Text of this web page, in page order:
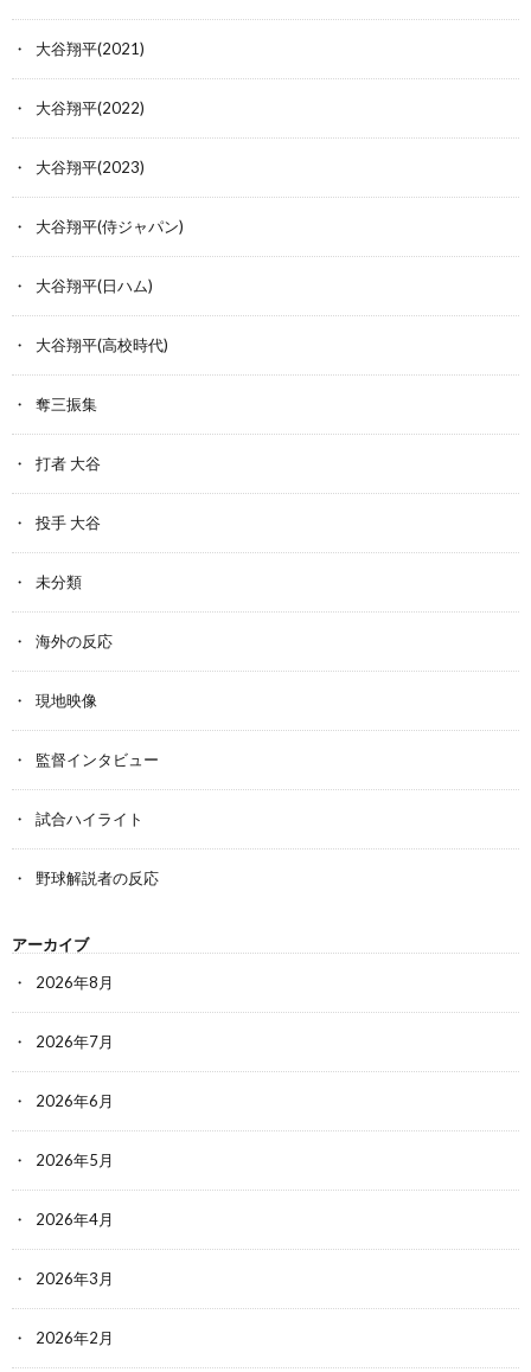
大谷翔平(2021)
大谷翔平(2022)
大谷翔平(2023)
大谷翔平(侍ジャパン)
大谷翔平(日ハム)
大谷翔平(高校時代)
奪三振集
打者 大谷
投手 大谷
未分類
海外の反応
現地映像
監督インタビュー
試合ハイライト
野球解説者の反応
アーカイブ
2026年8月
2026年7月
2026年6月
2026年5月
2026年4月
2026年3月
2026年2月